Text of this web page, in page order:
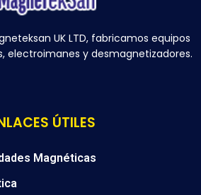
UK LTD, fabricamos equipos
electroimanes y desmagnetizadores.
ÚTILES
Magnéticas